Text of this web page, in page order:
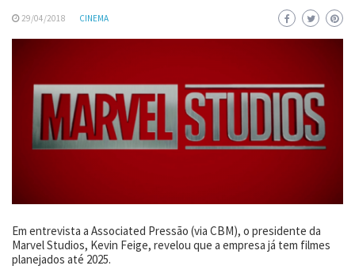
29/04/2018 CINEMA
Em entrevista a Associated Pressão (via CBM), o presidente da
Marvel Studios, Kevin Feige, revelou que a empresa já tem filmes
planejados até 2025.